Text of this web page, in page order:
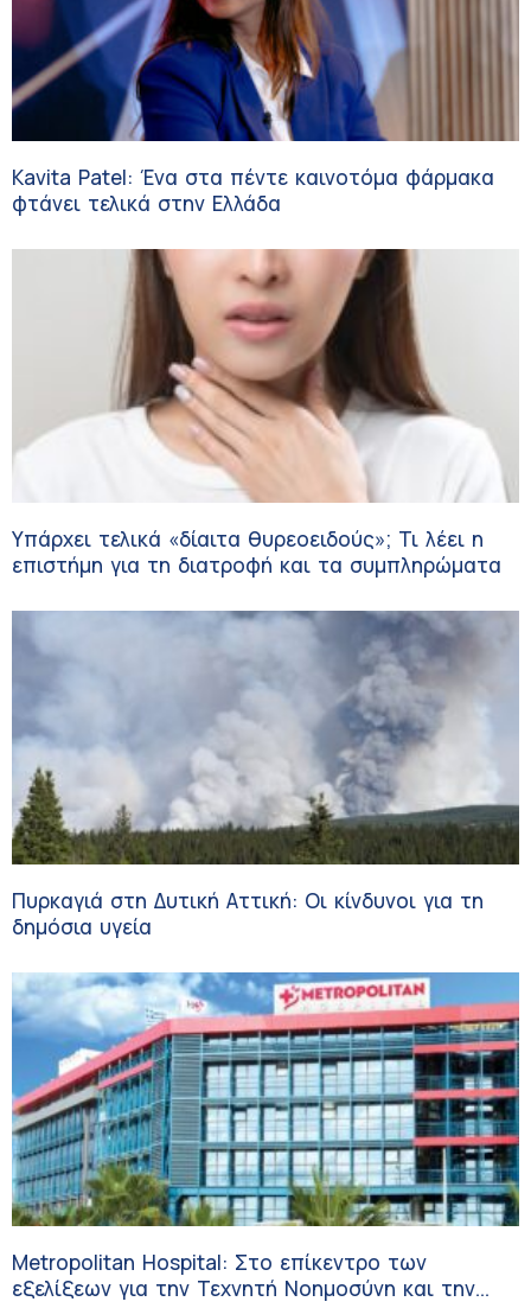
Kavita Patel: Ένα στα πέντε καινοτόμα φάρμακα
φτάνει τελικά στην Ελλάδα
Υπάρχει τελικά «δίαιτα θυρεοειδούς»; Τι λέει η
επιστήμη για τη διατροφή και τα συμπληρώματα
Πυρκαγιά στη Δυτική Αττική: Οι κίνδυνοι για τη
δημόσια υγεία
Metropolitan Hospital: Στο επίκεντρο των
εξελίξεων για την Τεχνητή Νοημοσύνη και την